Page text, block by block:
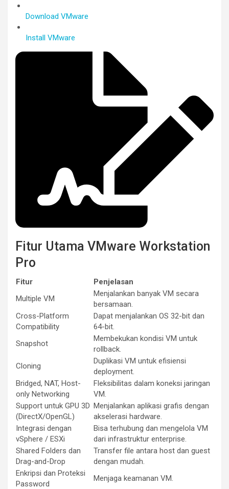
Download VMware
Install VMware
Fitur Utama VMware Workstation
Pro
Fitur
Penjelasan
Multiple VM
Menjalankan banyak VM secara
bersamaan.
Cross-Platform
Compatibility
Dapat menjalankan OS 32-bit dan
64-bit.
Snapshot
Membekukan kondisi VM untuk
rollback.
Cloning
Duplikasi VM untuk efisiensi
deployment.
Bridged, NAT, Host-
only Networking
Fleksibilitas dalam koneksi jaringan
VM.
Support untuk GPU 3D
(DirectX/OpenGL)
Menjalankan aplikasi grafis dengan
akselerasi hardware.
Integrasi dengan
vSphere / ESXi
Bisa terhubung dan mengelola VM
dari infrastruktur enterprise.
Shared Folders dan
Drag-and-Drop
Transfer file antara host dan guest
dengan mudah.
Enkripsi dan Proteksi
Password
Menjaga keamanan VM.